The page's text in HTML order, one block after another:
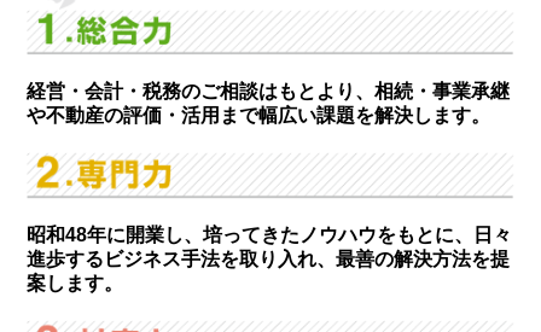
経営・会計・税務のご相談はもとより、相続・事業承継
や不動産の評価・活用まで幅広い課題を解決します。
昭和48年に開業し、培ってきたノウハウをもとに、日々
進歩するビジネス手法を取り入れ、最善の解決方法を提
案します。